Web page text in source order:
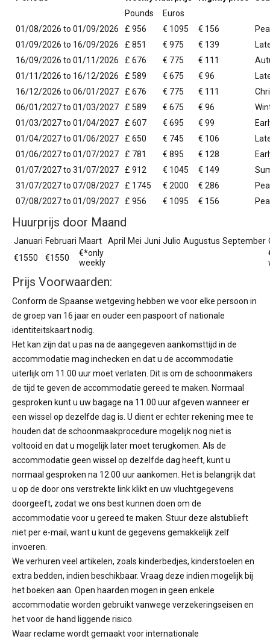
Pounds
Euros
01/08/2026 to 01/09/2026
£ 956 € 1095 € 156
01/09/2026 to 16/09/2026
£ 851 € 975 € 139
16/09/2026 to 01/11/2026
£ 676 € 775 € 111
01/11/2026 to 16/12/2026
£ 589 € 675 € 96
16/12/2026 to 06/01/2027
£ 676 € 775 € 111
06/01/2027 to 01/03/2027
£ 589 € 675 € 96
01/03/2027 to 01/04/2027
£ 607 € 695 € 99
01/04/2027 to 01/06/2027
£ 650 € 745 € 106
01/06/2027 to 01/07/2027
£ 781 € 895 € 128
01/07/2027 to 31/07/2027
£ 912 € 1045 € 149
31/07/2027 to 07/08/2027
£ 1745 € 2000 € 286
07/08/2027 to 01/09/2027
£ 956 € 1095 € 156
Huurprijs door Maand
Januari Februari Maart April Mei Juni Julio Augustus September
€1550
€1550
€*only
weekly
Prijs Voorwaarden:
Conform de Spaanse wetgeving hebben we voor elke persoon in
de groep van 16 jaar en ouder een paspoort of nationale
identiteitskaart nodig.
Het kan zijn dat u pas na de aangegeven aankomsttijd in de
accommodatie mag inchecken en dat u de accommodatie
uiterlijk om 11.00 uur moet verlaten. Dit is om de schoonmakers
de tijd te geven de accommodatie gereed te maken. Normaal
gesproken kunt u uw bagage na 11.00 uur afgeven wanneer er
een wissel op dezelfde dag is. U dient er echter rekening mee te
houden dat de schoonmaakprocedure mogelijk nog niet is
voltooid en dat u mogelijk later moet terugkomen. Als de
accommodatie geen wissel op dezelfde dag heeft, kunt u
normaal gesproken na 12.00 uur aankomen. Het is belangrijk dat
u op de door ons verstrekte link klikt en uw vluchtgegevens
doorgeeft, zodat we ons best kunnen doen om de
accommodatie voor u gereed te maken. Stuur deze alstublieft
niet per e-mail, want u kunt de gegevens gemakkelijk zelf
invoeren.
We verhuren veel artikelen, zoals kinderbedjes, kinderstoelen en
extra bedden, indien beschikbaar. Vraag deze indien mogelijk bij
het boeken aan. Open haarden mogen in geen enkele
accommodatie worden gebruikt vanwege verzekeringseisen en
het voor de hand liggende risico.
Waar reclame wordt gemaakt voor internationale